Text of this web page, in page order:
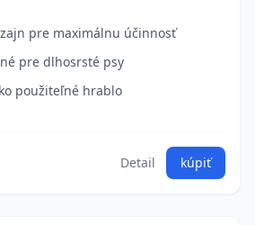
pre maximálnu účinnosť
pre dlhosrsté psy
použiteľné hrablo
Detail kúpiť